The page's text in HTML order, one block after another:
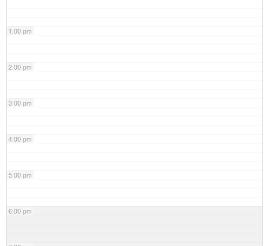
1:00 pm
2:00 pm
3:00 pm
4:00 pm
5:00 pm
6:00 pm